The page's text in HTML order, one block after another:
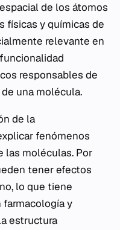
de los átomos
físicas y químicas de
relevante en
responsables de
una molécula.
de la
fenómenos
las moléculas. Por
tener efectos
lo que tiene
y
estructura